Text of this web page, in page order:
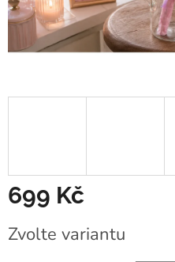
699 Kč
cena:
Zvolte variantu